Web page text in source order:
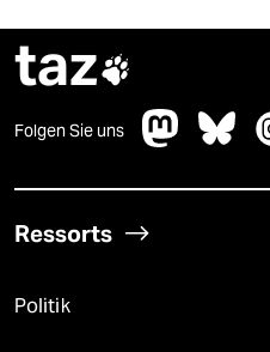
taz
Folgen Sie uns
Ressorts
Politik